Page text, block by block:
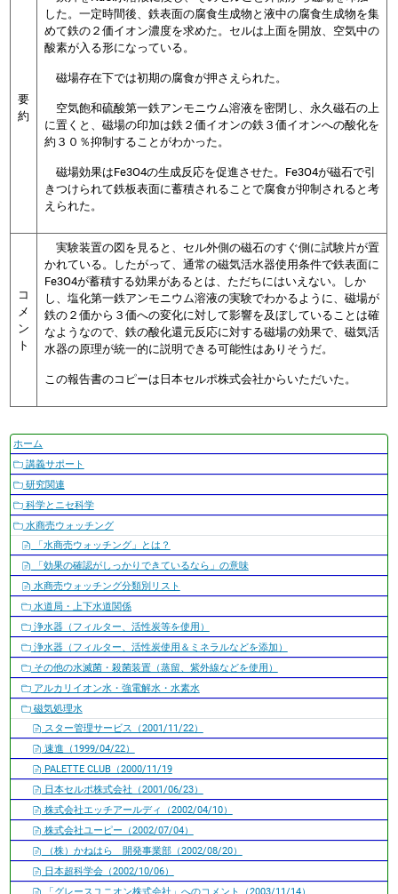
要
約
した。一定時間後、鉄表面の腐食生成物と液中の腐食生成物を集
めて鉄の２価イオン濃度を求めた。セルは上面を開放、空気中の
酸素が入る形になっている。
磁場存在下では初期の腐食が押さえられた。
空気飽和硫酸第一鉄アンモニウム溶液を密閉し、永久磁石の上
に置くと、磁場の印加は鉄２価イオンの鉄３価イオンへの酸化を
約３０％抑制することがわかった。
磁場効果はFe3O4の生成反応を促進させた。Fe3O4が磁石で引
きつけられて鉄板表面に蓄積されることで腐食が抑制されると考
えられた。
コ
メ
ン
ト
実験装置の図を見ると、セル外側の磁石のすぐ側に試験片が置
かれている。したがって、通常の磁気活水器使用条件で鉄表面に
Fe3O4が蓄積する効果があるとは、ただちにはいえない。しか
し、塩化第一鉄アンモニウム溶液の実験でわかるように、磁場が
鉄の２価から３価への変化に対して影響を及ぼしていることは確
なようなので、鉄の酸化還元反応に対する磁場の効果で、磁気活
水器の原理が統一的に説明できる可能性はありそうだ。
この報告書のコピーは日本セルポ株式会社からいただいた。
ナ
ビ
ゲ
ー
シ
ョ
ン
ホーム
講義サポート
研究関連
科学とニセ科学
水商売ウォッチング
「水商売ウォッチング」とは？
「効果の確認がしっかりできているなら」の意味
水商売ウォッチング分類別リスト
水道局・上下水道関係
浄水器（フィルター、活性炭等を使用）
浄水器（フィルター、活性炭使用＆ミネラルなどを添加）
その他の水滅菌・殺菌装置（蒸留、紫外線などを使用）
アルカリイオン水・強電解水・水素水
磁気処理水
スター管理サービス（2001/11/22）
速進（1999/04/22）
PALETTE CLUB（2000/11/19
日本セルポ株式会社（2001/06/23）
株式会社エッチアールディ（2002/04/10）
株式会社ユーピー（2002/07/04）
（株）かねはら 開発事業部（2002/08/20）
日本超科学会（2002/10/06）